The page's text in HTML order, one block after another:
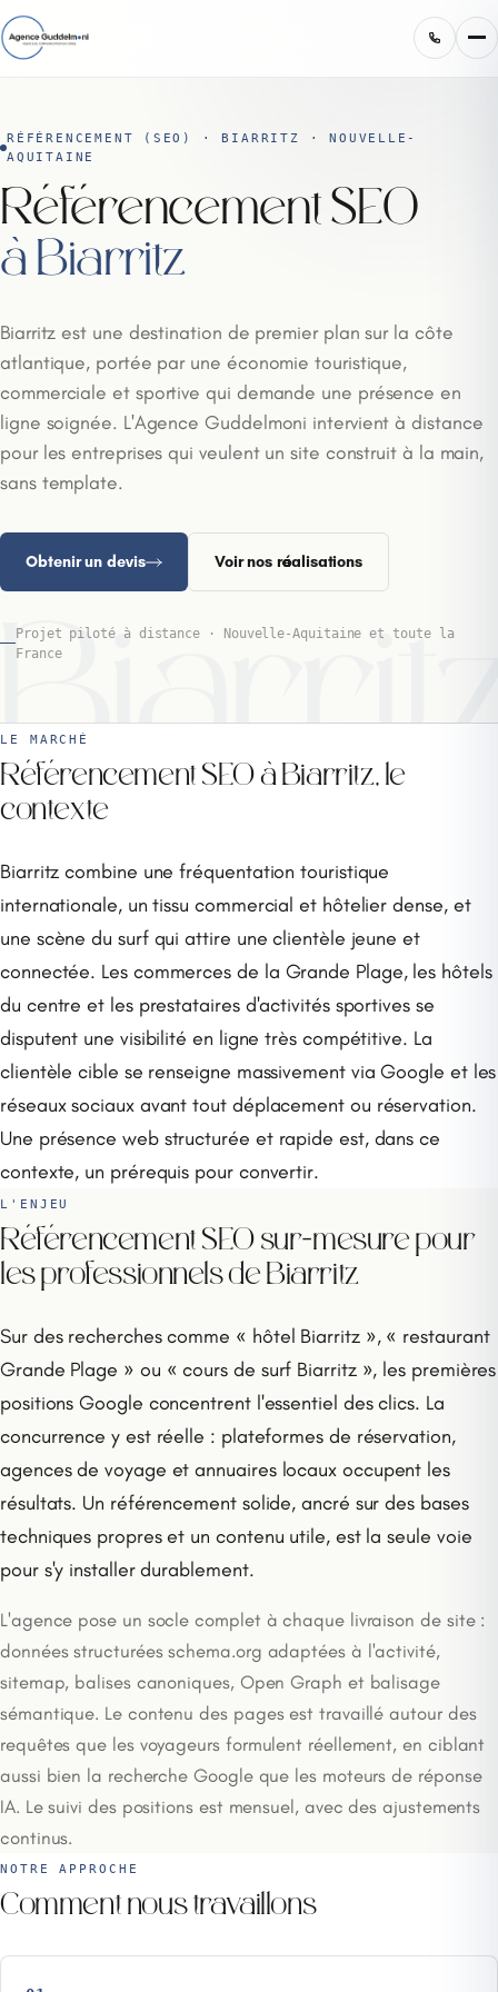
RÉFÉRENCEMENT (SEO) · BIARRITZ · NOUVELLE-
AQUITAINE
Référencement SEO
à Biarritz
Biarritz est une destination de premier plan sur la côte
atlantique, portée par une économie touristique,
commerciale et sportive qui demande une présence en
ligne soignée. L'Agence Guddelmoni intervient à distance
pour les entreprises qui veulent un site construit à la main,
sans template.
Obtenir un devis Voir nos réalisations
Projet piloté à distance · Nouvelle-Aquitaine et toute la
France
LE MARCHÉ
Référencement SEO à Biarritz, le
contexte
Biarritz combine une fréquentation touristique
internationale, un tissu commercial et hôtelier dense, et
une scène du surf qui attire une clientèle jeune et
connectée. Les commerces de la Grande Plage, les hôtels
du centre et les prestataires d'activités sportives se
disputent une visibilité en ligne très compétitive. La
clientèle cible se renseigne massivement via Google et les
réseaux sociaux avant tout déplacement ou réservation.
Une présence web structurée et rapide est, dans ce
contexte, un prérequis pour convertir.
L'ENJEU
Référencement SEO sur-mesure pour
les professionnels de Biarritz
Sur des recherches comme « hôtel Biarritz », « restaurant
Grande Plage » ou « cours de surf Biarritz », les premières
positions Google concentrent l'essentiel des clics. La
concurrence y est réelle : plateformes de réservation,
agences de voyage et annuaires locaux occupent les
résultats. Un référencement solide, ancré sur des bases
techniques propres et un contenu utile, est la seule voie
pour s'y installer durablement.
L'agence pose un socle complet à chaque livraison de site :
données structurées schema.org adaptées à l'activité,
sitemap, balises canoniques, Open Graph et balisage
sémantique. Le contenu des pages est travaillé autour des
requêtes que les voyageurs formulent réellement, en ciblant
aussi bien la recherche Google que les moteurs de réponse
IA. Le suivi des positions est mensuel, avec des ajustements
continus.
NOTRE APPROCHE
Comment nous travaillons